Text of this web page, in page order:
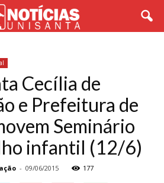
Cecília de
e Prefeitura de
Seminário
infantil (12/6)
- 09/06/2015 177